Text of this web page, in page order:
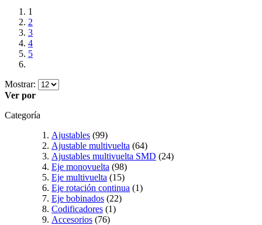
1
2
3
4
5
Mostrar:
Ver por
Categoría
Ajustables (99)
Ajustable multivuelta (64)
Ajustables multivuelta SMD (24)
Eje monovuelta (98)
Eje multivuelta (15)
Eje rotación continua (1)
Eje bobinados (22)
Codificadores (1)
Accesorios (76)